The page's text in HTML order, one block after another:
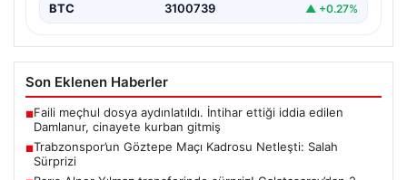
BTC 3100739 ▲ +0.27%
Son Eklenen Haberler
■Faili meçhul dosya aydınlatıldı. İntihar ettiği iddia edilen
Damlanur, cinayete kurban gitmiş
■Trabzonspor’un Göztepe Maçı Kadrosu Netleşti: Salah
Sürprizi